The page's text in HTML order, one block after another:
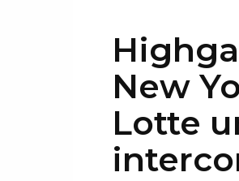
New
Lotte